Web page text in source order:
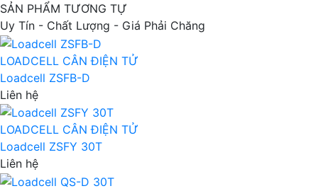
SẢN PHẨM TƯƠNG TỰ
Uy Tín - Chất Lượng - Giá Phải Chăng
LOADCELL CÂN ĐIỆN TỬ
Loadcell ZSFB-D
Liên hệ
LOADCELL CÂN ĐIỆN TỬ
Loadcell ZSFY 30T
Liên hệ